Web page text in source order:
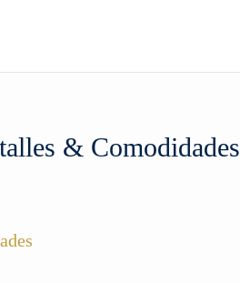
& Comodidades